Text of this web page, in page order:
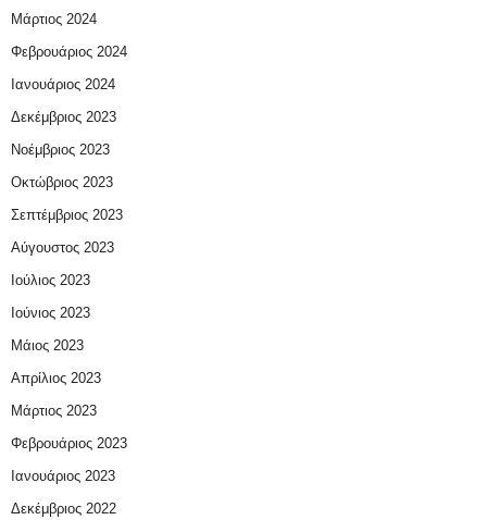
Μάρτιος 2024
Φεβρουάριος 2024
Ιανουάριος 2024
Δεκέμβριος 2023
Νοέμβριος 2023
Οκτώβριος 2023
Σεπτέμβριος 2023
Αύγουστος 2023
Ιούλιος 2023
Ιούνιος 2023
Μάιος 2023
Απρίλιος 2023
Μάρτιος 2023
Φεβρουάριος 2023
Ιανουάριος 2023
Δεκέμβριος 2022